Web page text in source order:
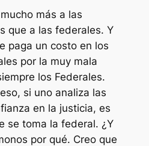
más a las
que a las federales. Y
paga un costo en los
por la muy mala
los Federales.
si uno analiza las
en la justicia, es
se toma la federal. ¿Y
por qué. Creo que